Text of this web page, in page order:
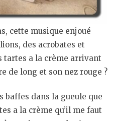
cette musique enjoué
des acrobates et
tartes a la crème arrivant
de long et son nez rouge ?
baffes dans la gueule que
a la crème qu’il me faut